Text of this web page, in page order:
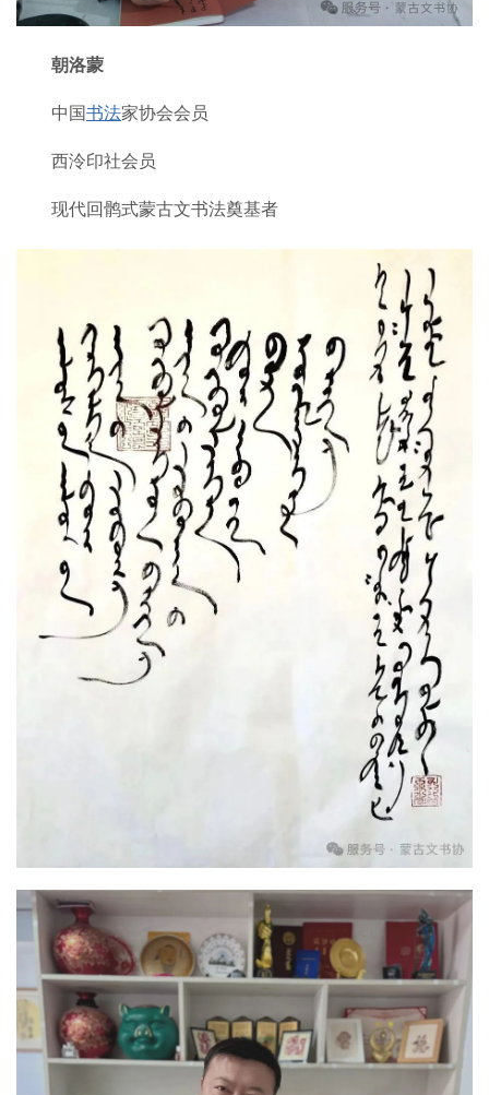
朝洛蒙
中国书法家协会会员
西泠印社会员
现代回鹘式蒙古文书法奠基者